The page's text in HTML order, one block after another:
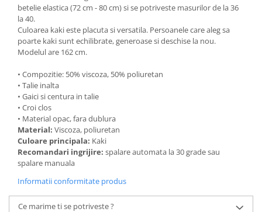
betelie elastica (72 cm - 80 cm) si se potriveste masurilor de la 36
la 40.
Culoarea kaki este placuta si versatila. Persoanele care aleg sa
poarte kaki sunt echilibrate, generoase si deschise la nou.
Modelul are 162 cm.
• Compozitie: 50% viscoza, 50% poliuretan
• Talie inalta
• Gaici si centura in talie
• Croi clos
• Material opac, fara dublura
Material: Viscoza, poliuretan
Culoare principala: Kaki
Recomandari ingrijire: spalare automata la 30 grade sau
spalare manuala
Informatii conformitate produs
Ce marime ti se potriveste ?